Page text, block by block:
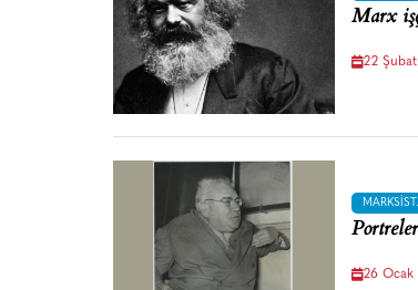
Marx
22
26 Ocak